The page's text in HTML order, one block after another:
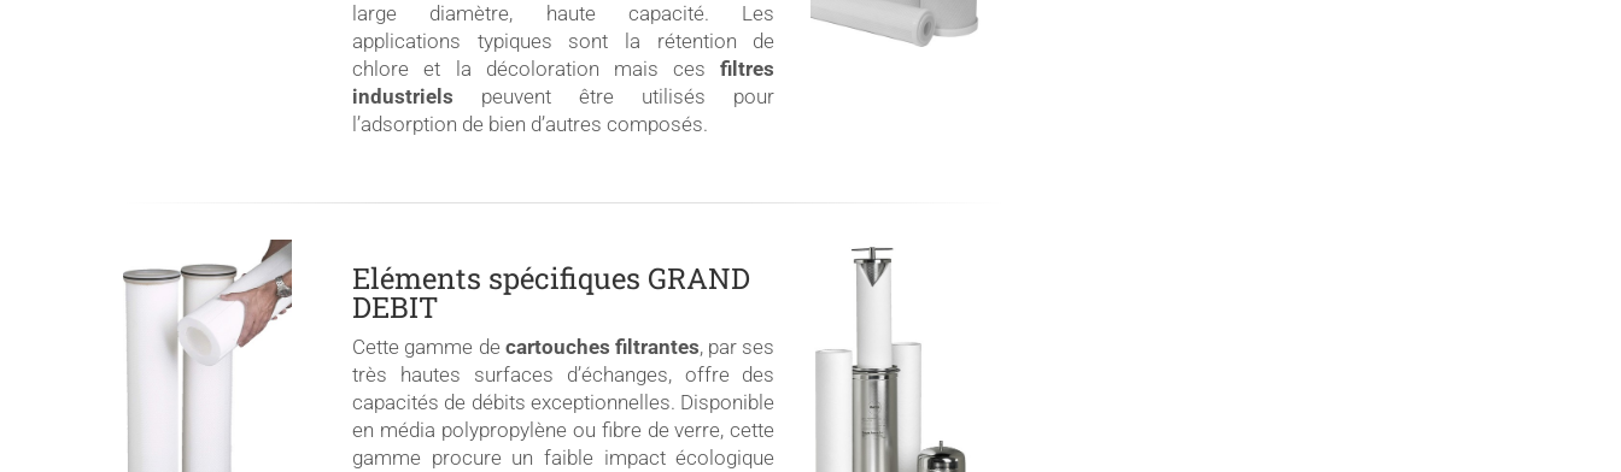
large diamètre, haute capacité. Les
applications typiques sont la rétention de
chlore et la décoloration mais cesfiltres
industriels peuvent être utilisés pour
l’adsorption de bien d’autres composés.
Eléments spécifiques GRAND
DEBIT
Cette gamme de cartouches filtrantes, par ses
très hautes surfaces d’échanges, offre des
capacités de débits exceptionnelles. Disponible
en média polypropylène ou fibre de verre, cette
gamme procure un faible impact écologique